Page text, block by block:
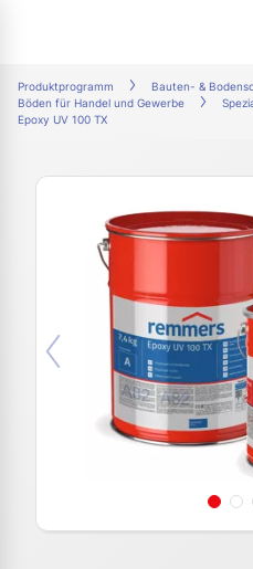
Produktprogramm Bauten- &
Böden für Handel und Gewerbe
Epoxy UV 100 TX